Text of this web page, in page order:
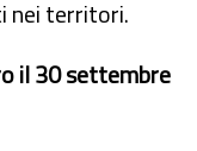
nei territori.
il 30 settembre